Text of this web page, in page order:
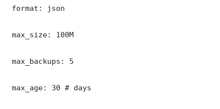
format: json
max_size: 100M
max_backups: 5
max_age: 30 # days